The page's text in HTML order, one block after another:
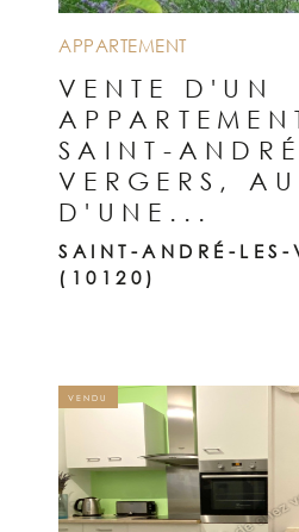
APPARTEMENT
VENTE D'UN
SAINT-
VERGERS,
D'UNE...
SAINT-ANDRÉ-LES-
(10120)
VENDU
VOIR LE